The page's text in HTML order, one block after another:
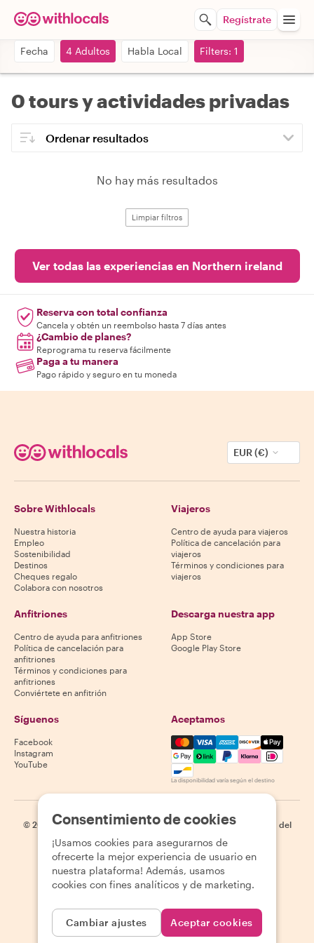
Regístrate
Fecha 4 Adultos Habla Local Filters: 1
0 tours y actividades privadas
No hay más resultados
Limpiar filtros
Ver todas las experiencias en Northern ireland
Reserva con total confianza
Cancela y obtén un reembolso hasta 7 días antes
¿Cambio de planes?
Reprograma tu reserva fácilmente
Paga a tu manera
Pago rápido y seguro en tu moneda
EUR (€)
Sobre Withlocals
Nuestra historia
Empleo
Sostenibilidad
Destinos
Cheques regalo
Colabora con nosotros
Viajeros
Centro de ayuda para viajeros
Política de cancelación para
viajeros
Términos y condiciones para
viajeros
Anfitriones
Centro de ayuda para anfitriones
Política de cancelación para
anfitriones
Términos y condiciones para
anfitriones
Conviértete en anfitrión
Descarga nuestra app
App Store
Google Play Store
Síguenos
Facebook
Instagram
YouTube
Aceptamos
Mastercard, Visa, Amex,
La disponibilidad varía según el destino
© 2026 Withlocals.com | Política de privacidad | Cookies
Mapa del
Consentimiento de cookies
¡Usamos cookies para asegurarnos de
ofrecerte la mejor experiencia de usuario en
nuestra plataforma! Además, usamos
cookies con fines analíticos y de marketing.
Cambiar ajustes Aceptar cookies